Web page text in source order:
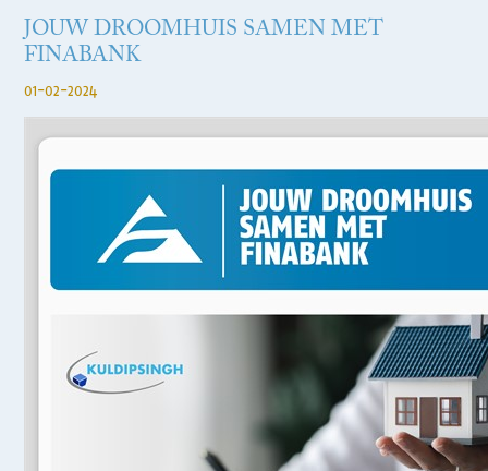
JOUW DROOMHUIS SAMEN MET
FINABANK
01-02-2024